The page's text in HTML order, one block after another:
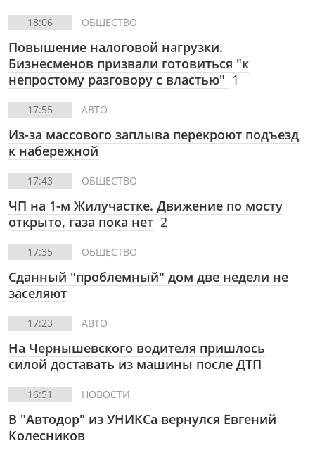
18:06 ОБЩЕСТВО
Повышение налоговой нагрузки.
Бизнесменов призвали готовиться "к
непростому разговору с властью" 1
17:55 АВТО
Из-за массового заплыва перекроют подъезд
к набережной
17:43 ОБЩЕСТВО
ЧП на 1-м Жилучастке. Движение по мосту
открыто, газа пока нет 2
17:35 ОБЩЕСТВО
Сданный "проблемный" дом две недели не
заселяют
17:23 АВТО
На Чернышевского водителя пришлось
силой доставать из машины после ДТП
16:51 НОВОСТИ
В "Автодор" из УНИКСа вернулся Евгений
Колесников